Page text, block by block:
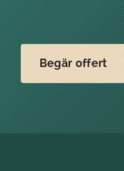
Begär offert